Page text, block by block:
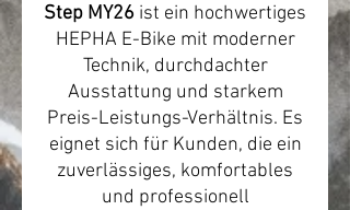
Step MY26 ist ein hochwertiges
HEPHA E-Bike mit moderner
Technik, durchdachter
Ausstattung und starkem
Preis-Leistungs-Verhältnis. Es
eignet sich für Kunden, die ein
zuverlässiges, komfortables
und professionell